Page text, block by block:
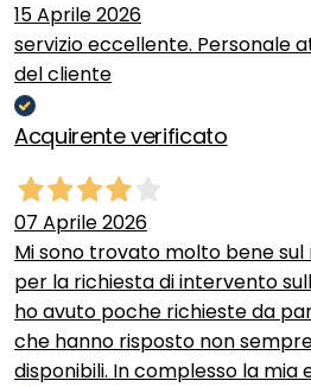
15 Aprile 2026
servizio eccellente. Personale
del cliente
Acquirente verificato
07 Aprile 2026
Mi sono trovato molto bene
per la richiesta di intervento
ho avuto poche richieste da
che hanno risposto non
disponibili. In complesso la mia